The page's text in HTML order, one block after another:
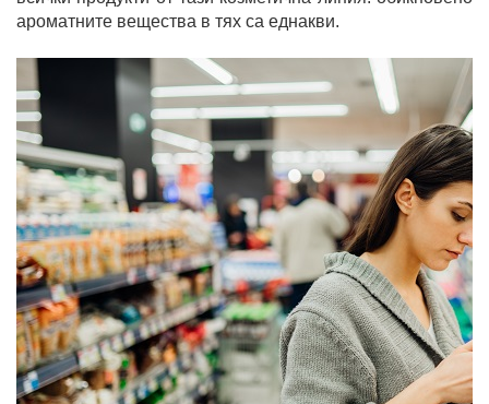
ароматните вещества в тях са еднакви.